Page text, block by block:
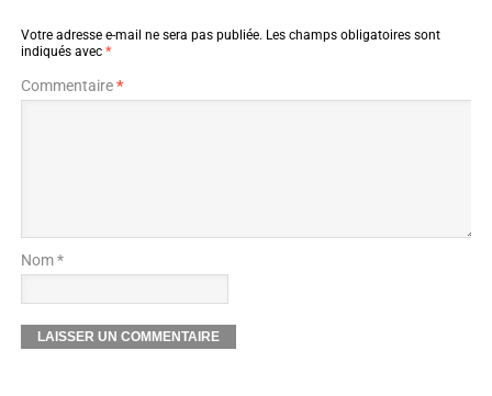
Votre adresse e-mail ne sera pas publiée. Les champs obligatoires sont
indiqués avec *
Commentaire*
Nom *